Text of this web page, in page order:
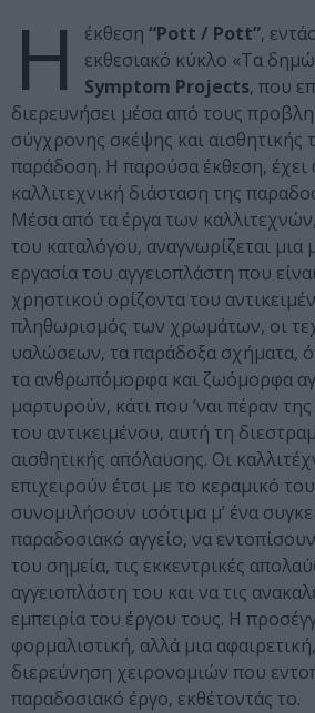
Η έκθεση “Pott / Pott”,
εκθεσιακό κύκλο «Τα
Symptom Projects, που
διερευνήσει μέσα από τους
σύγχρονης σκέψης και
παράδοση. Η παρούσα έκθεση, έχει
καλλιτεχνική διάσταση της
Μέσα από τα έργα των
του καταλόγου, αναγνωρίζεται μια
εργασία του αγγειοπλάστη που
χρηστικού ορίζοντα του
πληθωρισμός των χρωμάτων, οι
υαλώσεων, τα παράδοξα σχήματα,
τα ανθρωπόμορφα και ζωόμορφα
μαρτυρούν, κάτι που ’ναι πέραν
του αντικειμένου, αυτή τη
αισθητικής απόλαυσης. Οι
επιχειρούν έτσι με το κεραμικό
συνομιλήσουν ισότιμα μ’ ένα
παραδοσιακό αγγείο, να
του σημεία, τις εκκεντρικές
αγγειοπλάστη του και να τις
εμπειρία του έργου τους. Η
φορμαλιστική, αλλά μια
διερεύνηση χειρονομιών που
παραδοσιακό έργο, εκθέτοντάς το.